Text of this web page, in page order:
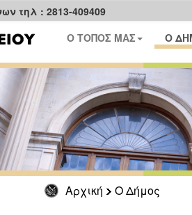
τηλ : 2813-409409
Ο ΤΟΠΟΣ ΜΑΣ Ο
Αρχική
Ο Δήμος